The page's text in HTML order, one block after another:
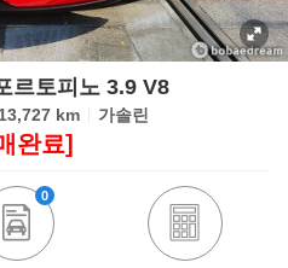
르토피노 3.9 V8
13,727 km 가솔린
완료]
0